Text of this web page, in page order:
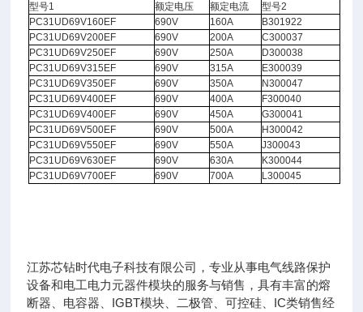
型号1 额定电压 额定电流
型号2
PC31UD69V160EF
690V 160A
B301922
PC31UD69V200EF
690V 200A
C300037
PC31UD69V250EF
690V 250A
D300038
PC31UD69V315EF
690V 315A
E300039
PC31UD69V350EF
690V 350A
N300047
PC31UD69V400EF
690V 400A
F300040
PC31UD69V400EF
690V 450A
G300041
PC31UD69V500EF
690V 500A
H300042
PC31UD69V550EF
690V 550A
J300043
PC31UD69V630EF
690V 630A
K300044
PC31UD69V700EF
690V 700A L300045
江苏芯钻时代电子科技有限公司，专业从事电气线路保护
设备和电工电力元器件模块的服务与销售，具有丰富的熔
断器、电容器、IGBT模块、二极管、可控硅、IC类销售经